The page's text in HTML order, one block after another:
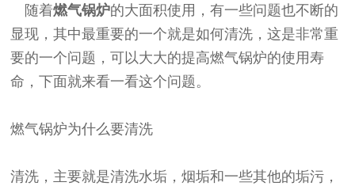
随着燃气锅炉的大面积使用，有一些问题也不断的
显现，其中最重要的一个就是如何清洗，这是非常重
要的一个问题，可以大大的提高燃气锅炉的使用寿
命，下面就来看一看这个问题。
燃气锅炉为什么要清洗
清洗，主要就是清洗水垢，烟垢和一些其他的垢污，